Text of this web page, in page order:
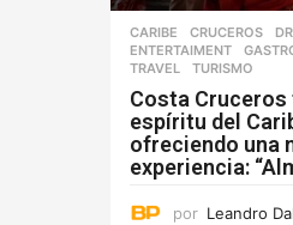
CARIBE ,CRUCEROS ,
ENTERTAIMENT
,
TRAVEL
,TURISMO
Costa Cruceros
espíritu del
ofreciendo una
experiencia:
por Leandro